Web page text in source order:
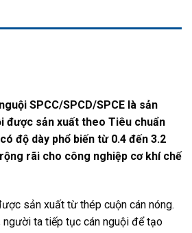
SPCC/SPCD/SPCE là sản
được sản xuất theo Tiêu chuẩn
độ dày phổ biến từ 0.4 đến 3.2
rãi cho công nghiệp cơ khí chế
sản xuất từ thép cuộn cán nóng.
người ta tiếp tục cán nguội để tạo